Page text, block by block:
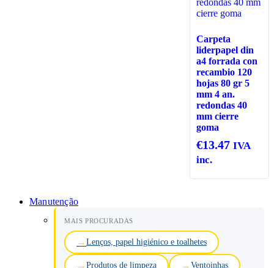
Carpeta
liderpapel din
a4 forrada con
recambio 120
hojas 80 gr 5
mm 4 an.
redondas 40
mm cierre
goma
€13.47 IVA
inc.
Manutenção
MAIS PROCURADAS
Lenços, papel higiénico e toalhetes
Produtos de limpeza Ventoinhas